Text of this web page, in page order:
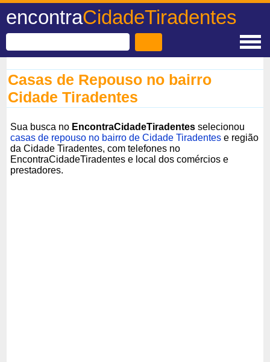
encontraCidadeTiradentes
Casas de Repouso no bairro
Cidade Tiradentes
Sua busca no EncontraCidadeTiradentes selecionou
casas de repouso no bairro de Cidade Tiradentes e região
da Cidade Tiradentes, com telefones no
EncontraCidadeTiradentes e local dos comércios e
prestadores.